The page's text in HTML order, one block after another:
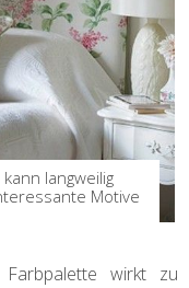
langweilig
Motive
wirkt zu